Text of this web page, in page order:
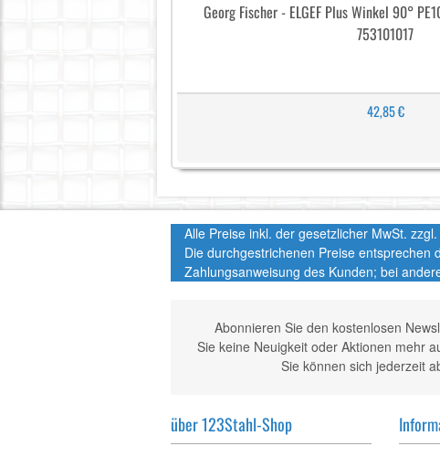
Georg Fischer - ELGEF Plus Winkel 90°
753101017
42,85 €
Alle Preise inkl. der gesetzlicher MwSt.
Die durchgestrichenen Preise entsprechen
Zahlungsanweisung des Kunden; bei
Abonnieren Sie den kostenlosen
Sie keine Neuigkeit oder Aktionen mehr
Sie können sich jederzeit
über 123Stahl-Shop